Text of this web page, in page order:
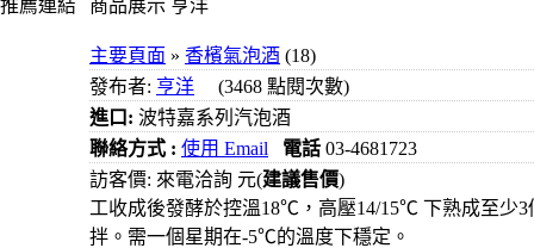
推薦連結 商品展示 亨洋
主要頁面 » 香檳氣泡酒 (18)
發布者: 亨洋 (3468 點閱次數)
進口: 波特嘉系列汽泡酒
聯絡方式 : 使用 Email 電話 03-4681723
訪客價: 來電洽詢 元(建議售價)
工收成後發酵於控溫18℃，高壓14/15℃ 下熟成至少
拌。需一個星期在-5℃的溫度下穩定。